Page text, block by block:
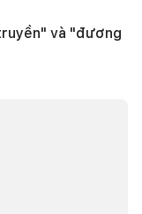
và "đương